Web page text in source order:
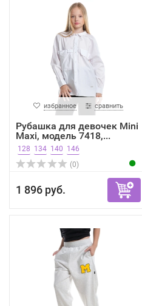
избранное сравнить
Рубашка для девочек Mini
Maxi, модель 7418,...
128 134 140 146
(0)
1 896 руб.